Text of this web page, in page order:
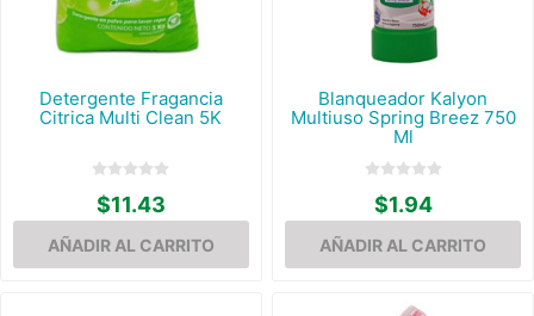
Detergente Fragancia
Citrica Multi Clean 5K
$11.43
Blanqueador Kalyon
Multiuso Spring Breez 750
Ml
$1.94